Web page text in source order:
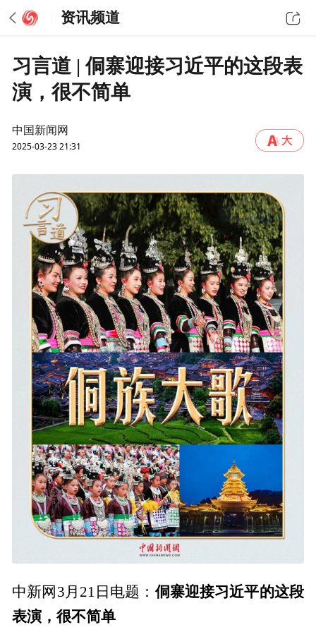
资讯频道
习言道 | 侗寨迎接习近平的这段表
演，很不简单
中国新闻网
2025-03-23 21:31
中新网3月21日电题：侗寨迎接习近平的这段
表演，很不简单